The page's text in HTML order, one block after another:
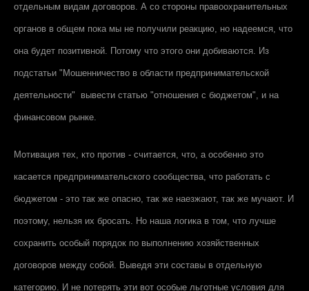
отдельным видам договоров. А со стороны правоохранительных
органов в общем пока мы не получили реакцию, но надеемся, что
она будет позитивной. Потому что этого они добиваются. Из
подстатьи "Мошенничество в области предпринимательской
деятельности" вывести статью "отношения с бюджетом", и на
финансовом рынке.
Мотивация тех, кто против - считается, что, а особенно это
касается предпринимательского сообщества, что работать с
бюджетом - это так же опасно, так же наезжают, так же мучают. И
поэтому, нельзя их бросать. Но наша логика в том, что лучше
сохранить особый порядок по выполнению хозяйственных
договоров между собой. Выведя эти составы в отдельную
категорию. И не потерять эти вот особые льготные условия для